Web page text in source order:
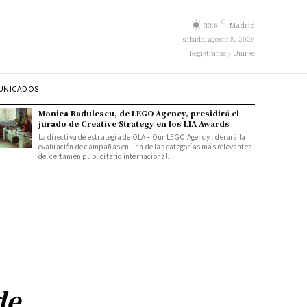
33.8 C Madrid
sábado, agosto 8, 2026
Registrarse / Unirse
Monica Radulescu, de LEGO Agency, presidirá el
jurado de Creative Strategy en los LIA Awards
La directiva de estrategia de OLA – Our LEGO Agency liderará la
evaluación de campañas en una de las categorías más relevantes
del certamen publicitario internacional.